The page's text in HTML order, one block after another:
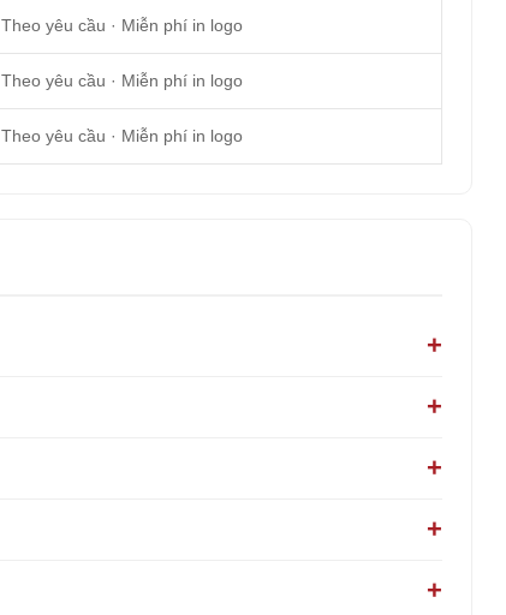
Theo yêu cầu · Miễn phí in logo
Theo yêu cầu · Miễn phí in logo
Theo yêu cầu · Miễn phí in logo